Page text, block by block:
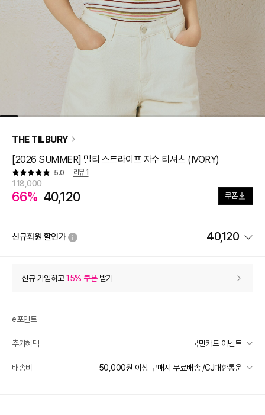
THE TILBURY
[2026 SUMMER] 멀티 스트라이프 자수 티셔츠 (IVORY)
5.0 리뷰1
118,000
66% 40,120 쿠폰
신규회원 할인가 40,120
상품 할인 (자동적용)
상품 쿠폰 할인 - 7,080
[더틸버리] 바바데이 15% - 7080
신규 가입하고15% 쿠폰받기
e포인트
추가혜택 국민카드 이벤트
국민카드 이벤트
배송비 50,000원 이상 구매시 무료배송 /CJ대한통운